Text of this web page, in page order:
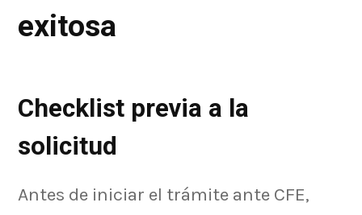
exitosa
Checklist previa a la
solicitud
Antes de iniciar el trámite ante CFE,